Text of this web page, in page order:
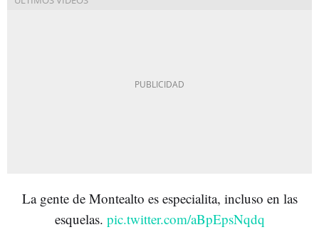
La gente de Montealto es especialita, incluso en las
esquelas. pic.twitter.com/aBpEpsNqdq